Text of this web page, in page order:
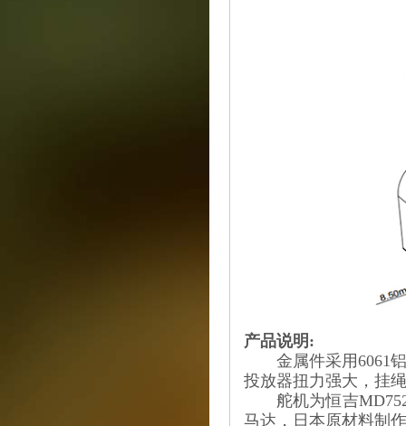
产品说明:
金属件采用6061铝
投放器扭力强大，挂
舵机为恒吉MD752
马达，日本原材料制